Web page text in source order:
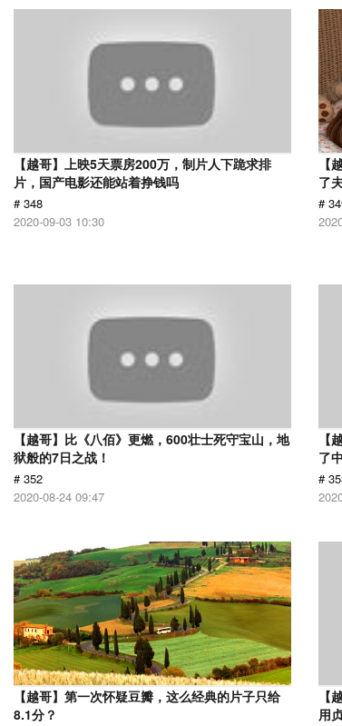
【越哥】上映5天票房200万，制片人下跪求排
片，国产电影还能站着挣钱吗
# 348
2020-09-03 10:30
【
了
#
【越哥】比《八佰》更燃，600壮士死守宝山，地
狱般的7日之战！
# 352
2020-08-24 09:47
【
了
#
【越哥】第一次怀疑豆瓣，这么经典的片子只给
8.1分？
【
用